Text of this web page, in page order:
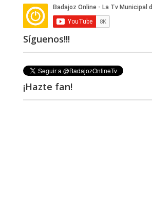
Síguenos!!!
¡Hazte fan!